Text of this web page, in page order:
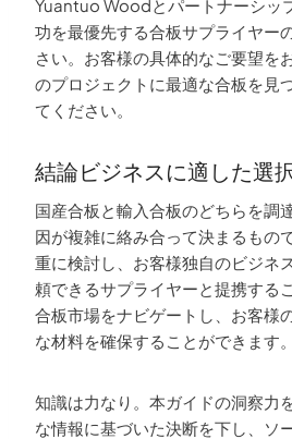
Yuantuo Woodとパートナーシッ
功を最優先する合板サプライヤー
さい。お客様の具体的なご要望を
のプロジェクトに最適な合板を見
てください。
結論ビジネスに適した選
国産合板と輸入合板のどちらを調
因が複雑に絡み合って決まるもの
重に検討し、お客様独自のビジネ
頼できるサプライヤーと提携する
合板市場をナビゲートし、お客様
な材料を確保することができます。
知識は力なり。本ガイドの洞察力
な情報に基づいた決断を下し、ソ